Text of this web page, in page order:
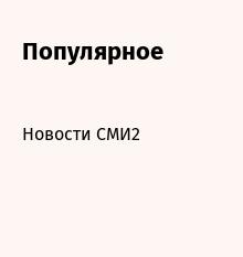
Популярное
Новости СМИ2